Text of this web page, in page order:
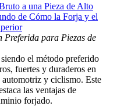
a una Pieza de Alto
de Cómo la Forja y el
para Piezas de
el método preferido
fuertes y duraderos en
automotriz y ciclismo. Este
las ventajas de
forjado.